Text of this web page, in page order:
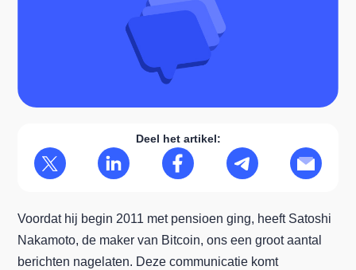
Deel het artikel:
Voordat hij begin 2011 met pensioen ging, heeft Satoshi
Nakamoto, de maker van Bitcoin, ons een groot aantal
berichten nagelaten. Deze communicatie komt